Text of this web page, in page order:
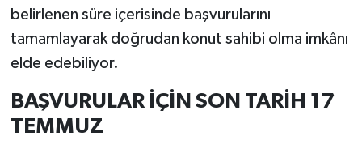
belirlenen süre içerisinde başvurularını
tamamlayarak doğrudan konut sahibi olma imkânı
elde edebiliyor.
BAŞVURULAR İÇİN SON TARİH 17
TEMMUZ